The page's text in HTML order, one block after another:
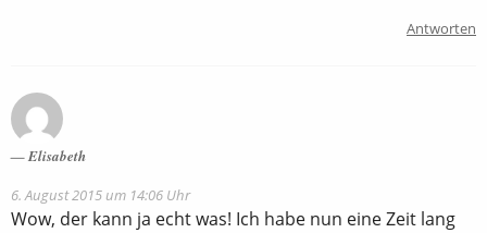
Antworten
Elisabeth
6. August 2015 um 14:06 Uhr
Wow, der kann ja echt was! Ich habe nun eine Zeit lang